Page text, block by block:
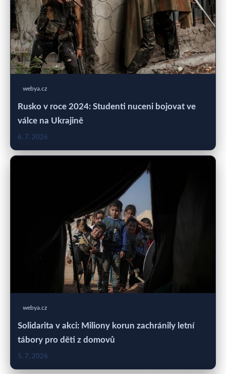
webya.cz
Rusko v roce 2024: Studenti nuceni bojovat ve
válce na Ukrajině
6. 7. 2026
webya.cz
Solidarita v akci: Miliony korun zachránily letní
tábory pro děti z domovů
5. 7. 2026